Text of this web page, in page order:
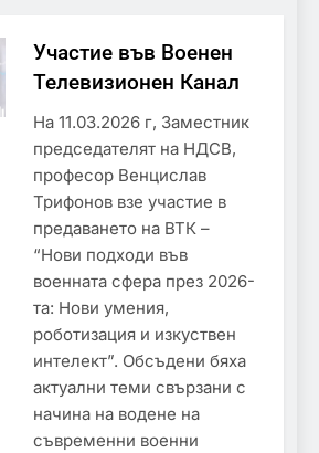
Участие във Военен
Телевизионен Канал
На 11.03.2026 г, Заместник
председателят на НДСВ,
професор Венцислав
Трифонов взе участие в
предаването на ВТК –
“Нови подходи във
военната сфера през 2026-
та: Нови умения,
роботизация и изкуствен
интелект”. Обсъдени бяха
актуални теми свързани с
начина на водене на
съвременни военни